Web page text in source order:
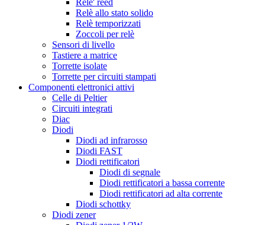
Relè allo stato solido
Relè temporizzati
Zoccoli per relè
Sensori di livello
Tastiere a matrice
Torrette isolate
Torrette per circuiti stampati
Componenti elettronici attivi
Celle di Peltier
Circuiti integrati
Diac
Diodi
Diodi ad infrarosso
Diodi FAST
Diodi rettificatori
Diodi di segnale
Diodi rettificatori a bassa corrente
Diodi rettificatori ad alta corrente
Diodi schottky
Diodi zener